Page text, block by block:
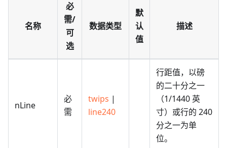
名称
必
需/
可
选
数据类型
默
认
值
描述
nLine
必
需
twips |
line240
行距值，以磅
的二十分之一
（1/1440 英
寸）或行的 240
分之一为单
位。